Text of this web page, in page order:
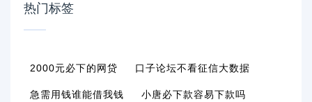
热门标签
2000元必下的网贷 口子论坛不看征信大数据
急需用钱谁能借我钱 小唐必下款容易下款吗